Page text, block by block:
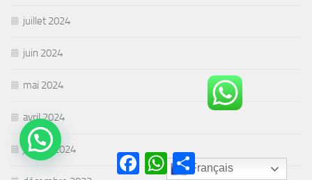
juillet 2024
juin 2024
mai 2024
avril 2024
janvier 2024
FacebookWhatsAppPartager
Français